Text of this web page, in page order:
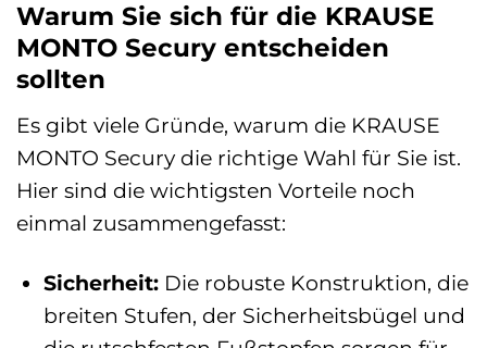
Warum Sie sich für die KRAUSE
MONTO Secury entscheiden
sollten
Es gibt viele Gründe, warum die KRAUSE
MONTO Secury die richtige Wahl für Sie ist.
Hier sind die wichtigsten Vorteile noch
einmal zusammengefasst:
Sicherheit:Die robuste Konstruktion, die
breiten Stufen, der Sicherheitsbügel und